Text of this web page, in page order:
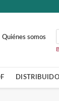
Quiénes somos